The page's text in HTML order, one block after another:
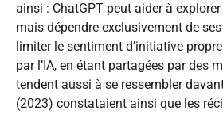
ainsi : ChatGPT peut aider à
mais dépendre exclusivement de
limiter le sentiment d’initiative
par l’IA, en étant partagées par des
tendent aussi à se ressembler
(2023) constataient ainsi que les